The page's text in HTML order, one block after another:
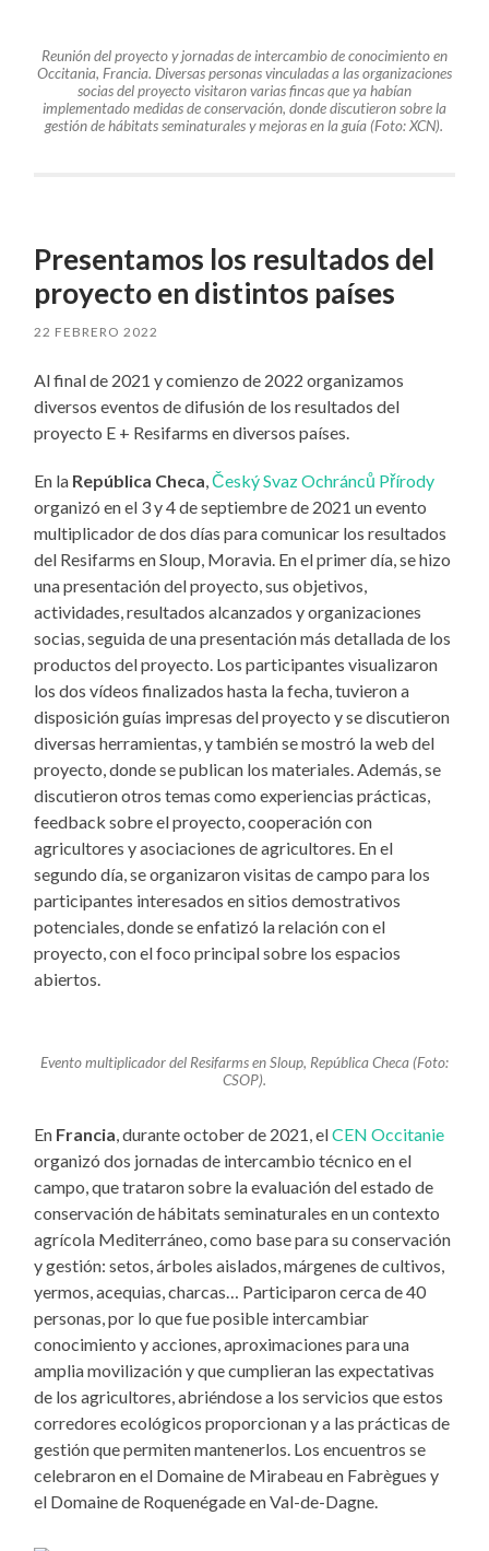
Reunión del proyecto y jornadas de intercambio de conocimiento en
Occitania, Francia. Diversas personas vinculadas a las organizaciones
socias del proyecto visitaron varias fincas que ya habían
implementado medidas de conservación, donde discutieron sobre la
gestión de hábitats seminaturales y mejoras en la guía (Foto: XCN).
Presentamos los resultados del
proyecto en distintos países
22 FEBRERO 2022
Al final de 2021 y comienzo de 2022 organizamos
diversos eventos de difusión de los resultados del
proyecto E + Resifarms en diversos países.
En la República Checa,Český Svaz Ochránců Přírody
organizó en el 3 y 4 de septiembre de 2021 un evento
multiplicador de dos días para comunicar los resultados
del Resifarms en Sloup, Moravia. En el primer día, se hizo
una presentación del proyecto, sus objetivos,
actividades, resultados alcanzados y organizaciones
socias, seguida de una presentación más detallada de los
productos del proyecto. Los participantes visualizaron
los dos vídeos finalizados hasta la fecha, tuvieron a
disposición guías impresas del proyecto y se discutieron
diversas herramientas, y también se mostró la web del
proyecto, donde se publican los materiales. Además, se
discutieron otros temas como experiencias prácticas,
feedback sobre el proyecto, cooperación con
agricultores y asociaciones de agricultores. En el
segundo día, se organizaron visitas de campo para los
participantes interesados en sitios demostrativos
potenciales, donde se enfatizó la relación con el
proyecto, con el foco principal sobre los espacios
abiertos.
Evento multiplicador del Resifarms en Sloup, República Checa (Foto:
CSOP).
En Francia, durante october de 2021, elCEN Occitanie
organizó dos jornadas de intercambio técnico en el
campo, que trataron sobre la evaluación del estado de
conservación de hábitats seminaturales en un contexto
agrícola Mediterráneo, como base para su conservación
y gestión: setos, árboles aislados, márgenes de cultivos,
yermos, acequias, charcas… Participaron cerca de 40
personas, por lo que fue posible intercambiar
conocimiento y acciones, aproximaciones para una
amplia movilización y que cumplieran las expectativas
de los agricultores, abriéndose a los servicios que estos
corredores ecológicos proporcionan y a las prácticas de
gestión que permiten mantenerlos. Los encuentros se
celebraron en el Domaine de Mirabeau en Fabrègues y
el Domaine de Roquenégade en Val-de-Dagne.